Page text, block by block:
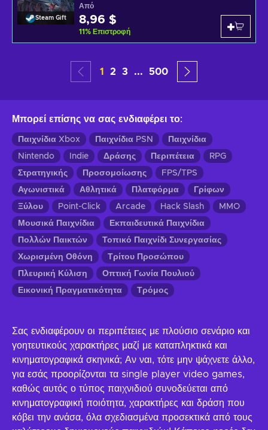
Steam Gift
Από
8,96 $
11% Επιστροφή
1 2 3 ... 500
Μπορεί επίσης να σας ενδιαφέρει το:
Παιχνίδια Xbox Παιχνίδια PSN
Παιχνίδια
Nintendo
Indie Δράσης Περιπέτεια
RPG
Στρατηγικής
Προσομοίωσης
FPS/TPS
Αγωνιστικά
Αθλητικά Πλατφόρμα
Γρίφων
Ξύλου
Point-Click Arcade Hack Slash
MMO
Μουσικά Παιχνίδια
Εκπαιδευτικά Παιχνίδια
Πολλών Παικτών
Τοπικό Παιχνίδι Συνεργασίας
Χωρισμένη Οθόνη
Τρίτου Προσώπου
Πλευρική Κύλιση
Οπτική Γωνία Πουλιού
Εικονική Πραγματικότητα
Τρόμος
Σας ενδιαφέρουν οι περιπέτειες με πλούσιο σενάριο και
γοητευτικούς χαρακτήρες μαζί με καταπληκτικά και
κινηματογραφικά σκηνικά; Αν ναι, τότε μην ψάχνετε άλλο,
για εσάς προορίζονται τα single player video games,
καθώς αυτός ο τύπος παιχνιδιού συνοδεύεται από
κινηματογραφική ποιότητα, χαρακτήρες και δράση που
κόβει την ανάσα, όλα σχεδιασμένα προσεκτικά από τους